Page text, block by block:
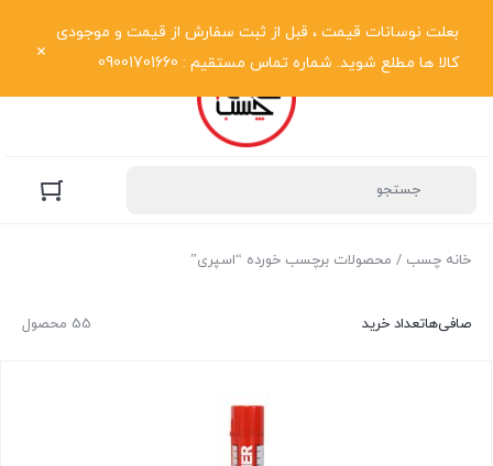
بعلت نوسانات قیمت ، قبل از ثبت سفارش از قیمت و موجودی
کالا ها مطلع شوید. شماره تماس مستقیم : 09001701660
خانه چسب / محصولات برچسب خورده “اسپری”
55 محصول صافی‌هاتعداد خرید